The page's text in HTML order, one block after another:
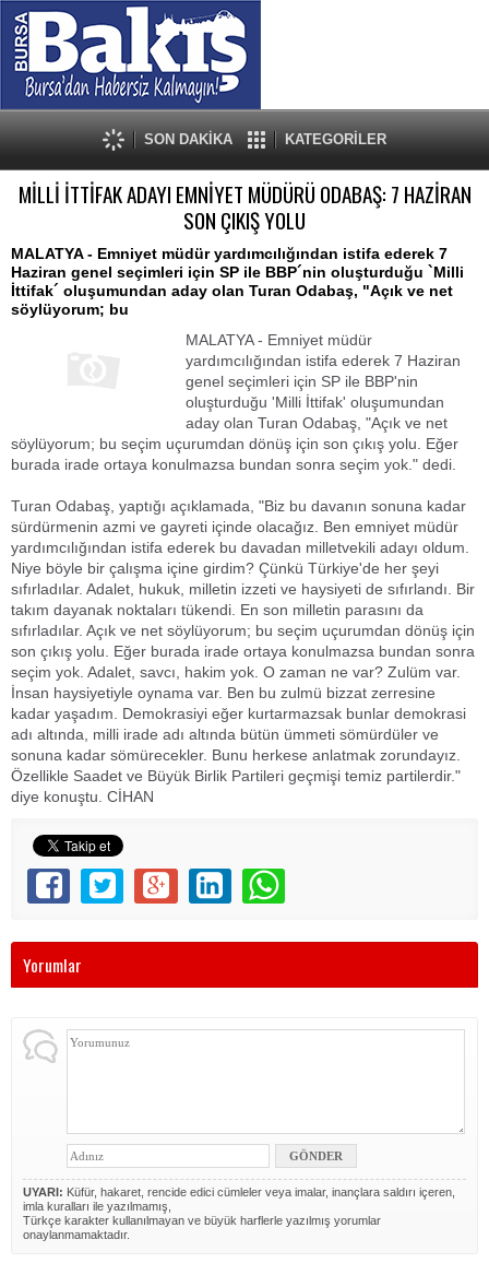
SON DAKİKA KATEGORİLER
MİLLİ İTTİFAK ADAYI EMNİYET MÜDÜRÜ ODABAŞ: 7 HAZİRAN
SON ÇIKIŞ YOLU
MALATYA - Emniyet müdür yardımcılığından istifa ederek 7
Haziran genel seçimleri için SP ile BBP´nin oluşturduğu `Milli
İttifak´ oluşumundan aday olan Turan Odabaş, "Açık ve net
söylüyorum; bu
MALATYA - Emniyet müdür
yardımcılığından istifa ederek 7 Haziran
genel seçimleri için SP ile BBP'nin
oluşturduğu 'Milli İttifak' oluşumundan
aday olan Turan Odabaş, "Açık ve net
söylüyorum; bu seçim uçurumdan dönüş için son çıkış yolu. Eğer
burada irade ortaya konulmazsa bundan sonra seçim yok." dedi.
Turan Odabaş, yaptığı açıklamada, "Biz bu davanın sonuna kadar
sürdürmenin azmi ve gayreti içinde olacağız. Ben emniyet müdür
yardımcılığından istifa ederek bu davadan milletvekili adayı oldum.
Niye böyle bir çalışma içine girdim? Çünkü Türkiye'de her şeyi
sıfırladılar. Adalet, hukuk, milletin izzeti ve haysiyeti de sıfırlandı. Bir
takım dayanak noktaları tükendi. En son milletin parasını da
sıfırladılar. Açık ve net söylüyorum; bu seçim uçurumdan dönüş için
son çıkış yolu. Eğer burada irade ortaya konulmazsa bundan sonra
seçim yok. Adalet, savcı, hakim yok. O zaman ne var? Zulüm var.
İnsan haysiyetiyle oynama var. Ben bu zulmü bizzat zerresine
kadar yaşadım. Demokrasiyi eğer kurtarmazsak bunlar demokrasi
adı altında, milli irade adı altında bütün ümmeti sömürdüler ve
sonuna kadar sömürecekler. Bunu herkese anlatmak zorundayız.
Özellikle Saadet ve Büyük Birlik Partileri geçmişi temiz partilerdir."
diye konuştu. CİHAN
Yorumlar
UYARI: Küfür, hakaret, rencide edici cümleler veya imalar, inançlara saldırı içeren,
imla kuralları ile yazılmamış,
Türkçe karakter kullanılmayan ve büyük harflerle yazılmış yorumlar
onaylanmamaktadır.